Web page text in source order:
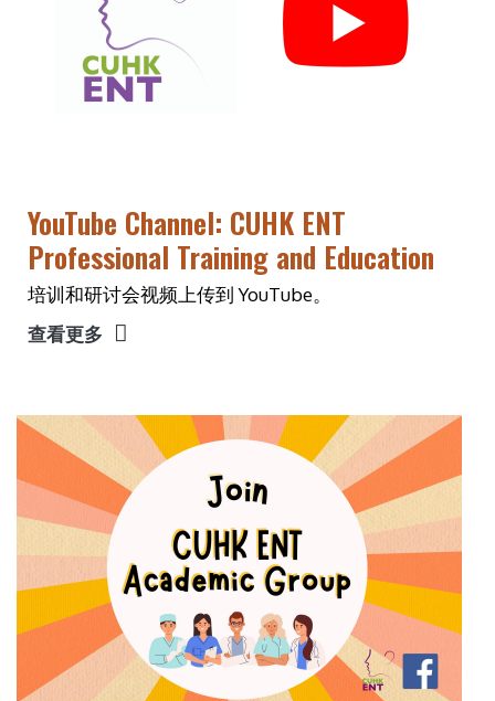
YouTube Channel: CUHK ENT
Professional Training and Education
培训和研讨会视频上传到 YouTube。
查看更多